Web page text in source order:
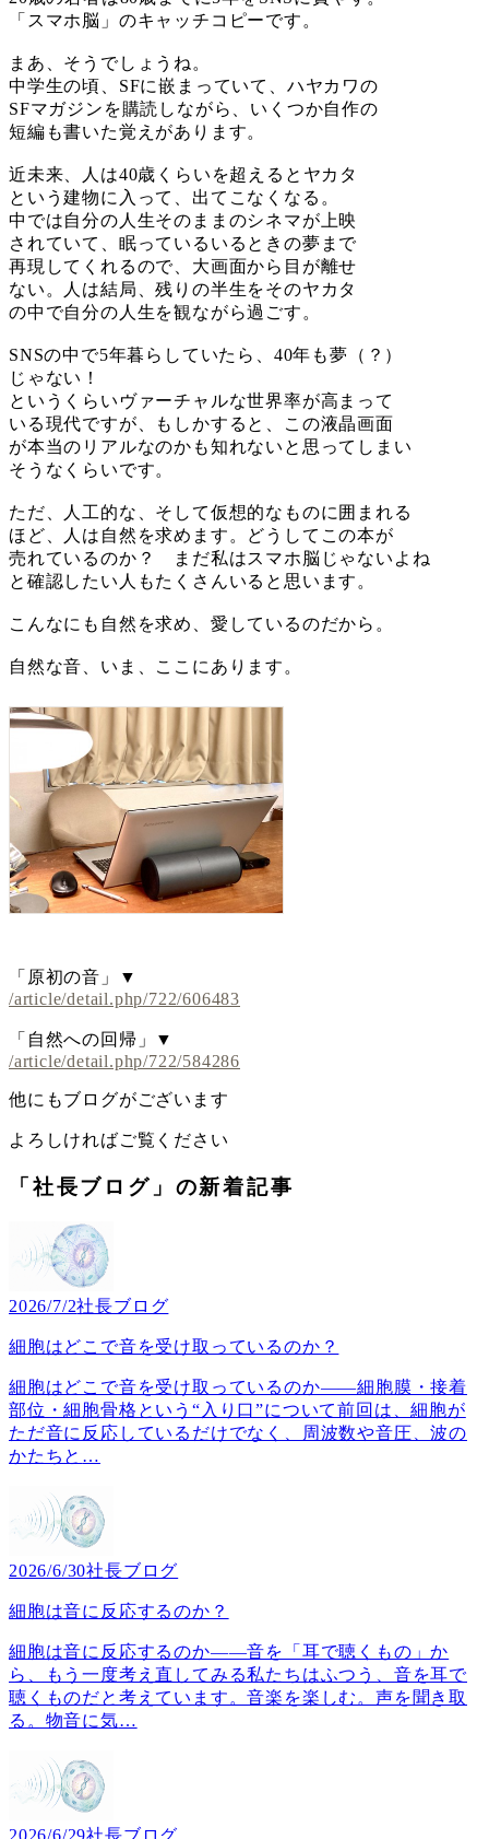
「スマホ脳」のキャッチコピーです。
まあ、そうでしょうね。
中学生の頃、SFに嵌まっていて、ハヤカワの
SFマガジンを購読しながら、いくつか自作の
短編も書いた覚えがあります。
近未来、人は40歳くらいを超えるとヤカタ
という建物に入って、出てこなくなる。
中では自分の人生そのままのシネマが上映
されていて、眠っているいるときの夢まで
再現してくれるので、大画面から目が離せ
ない。人は結局、残りの半生をそのヤカタ
の中で自分の人生を観ながら過ごす。
SNSの中で5年暮らしていたら、40年も夢（？）
じゃない！
というくらいヴァーチャルな世界率が高まって
いる現代ですが、もしかすると、この液晶画面
が本当のリアルなのかも知れないと思ってしまい
そうなくらいです。
ただ、人工的な、そして仮想的なものに囲まれる
ほど、人は自然を求めます。どうしてこの本が
売れているのか？ まだ私はスマホ脳じゃないよね
と確認したい人もたくさんいると思います。
こんなにも自然を求め、愛しているのだから。
自然な音、いま、ここにあります。
「原初の音」▼
/article/detail.php/722/606483
「自然への回帰」▼
/article/detail.php/722/584286
他にもブログがございます
よろしければご覧ください
「社長ブログ」の新着記事
2026/7/2社長ブログ
細胞はどこで音を受け取っているのか？
細胞はどこで音を受け取っているのか――細胞膜・接着
部位・細胞骨格という“入り口”について前回は、細胞が
ただ音に反応しているだけでなく、周波数や音圧、波の
かたちと …
2026/6/30社長ブログ
細胞は音に反応するのか？
細胞は音に反応するのか――音を「耳で聴くもの」か
ら、もう一度考え直してみる私たちはふつう、音を耳で
聴くものだと考えています。音楽を楽しむ。声を聞き取
る。物音に気…